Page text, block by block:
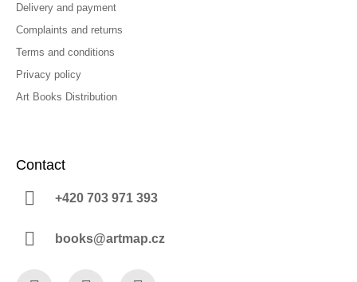
Delivery and payment
Complaints and returns
Terms and conditions
Privacy policy
Art Books Distribution
Contact
+420 703 971 393
books@artmap.cz